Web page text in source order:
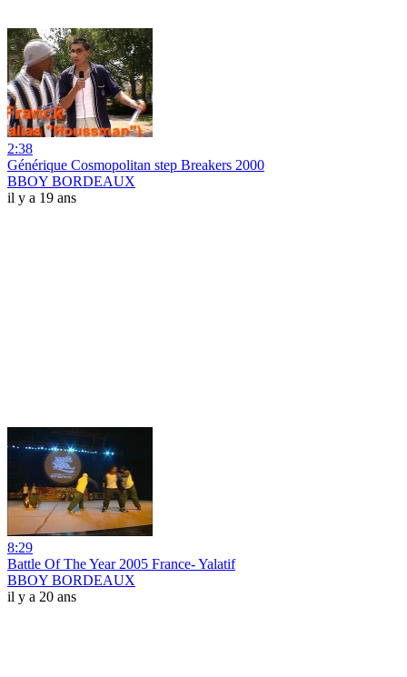
2:38
Générique Cosmopolitan step Breakers 2000
BBOY BORDEAUX
il y a 19 ans
8:29
Battle Of The Year 2005 France- Yalatif
BBOY BORDEAUX
il y a 20 ans